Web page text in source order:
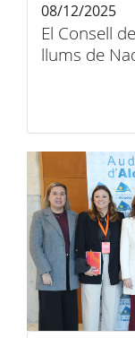
El Consell
llums de
08/12/2025